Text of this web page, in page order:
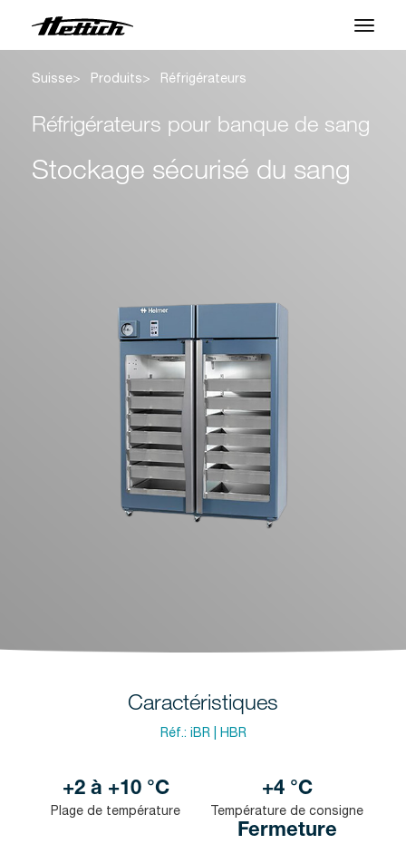
Produits
Applications
Marques
Actualités et Événements
Suisse Produits Réfrigérateurs
Réfrigérateurs pour banque de sang
Stockage sécurisé du sang
Caractéristiques
Réf.: iBR | HBR
+2 à +10 °C
Plage de température
+4 °C
Température de consigne
Fermeture